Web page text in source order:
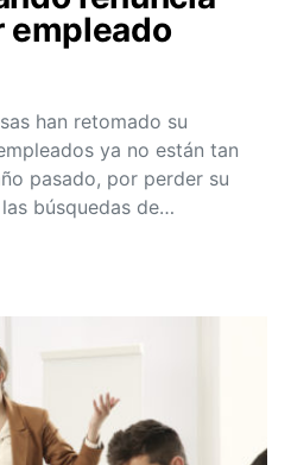
empleado
han retomado su
ya no están tan
pasado, por perder su
búsquedas de…